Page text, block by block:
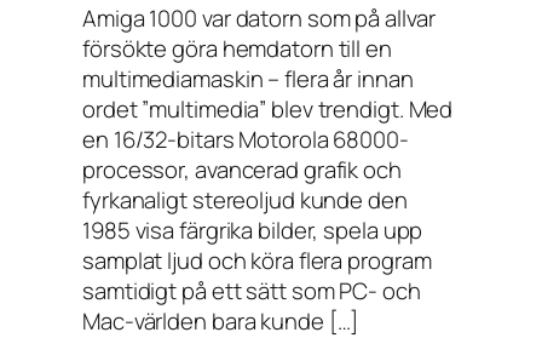
Amiga 1000 var datorn som på allvar
försökte göra hemdatorn till en
multimediamaskin – flera år innan
ordet ”multimedia” blev trendigt. Med
en 16/32-bitars Motorola 68000-
processor, avancerad grafik och
fyrkanaligt stereoljud kunde den
1985 visa färgrika bilder, spela upp
samplat ljud och köra flera program
samtidigt på ett sätt som PC- och
Mac-världen bara kunde […]